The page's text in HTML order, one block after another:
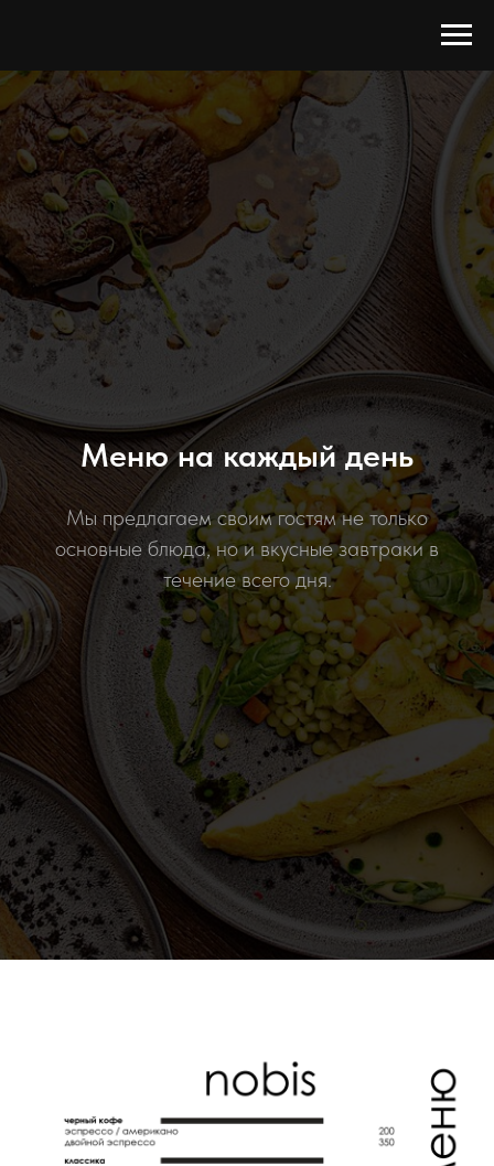
Меню на каждый день
Мы предлагаем своим гостям не только
основные блюда, но и вкусные завтраки в
течение всего дня.